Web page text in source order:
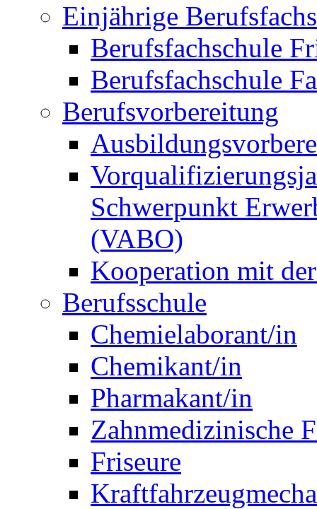
Einjährige
Berufsfachschule
Berufsfachschule
Berufsvorbereitung
Schwerpunkt
(VABO)
Kooperation mit
Berufsschule
Chemielaborant/in
Chemikant/in
Pharmakant/in
Zahnmedizinische
Friseure